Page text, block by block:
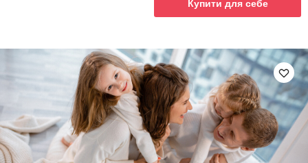
Купити для себе